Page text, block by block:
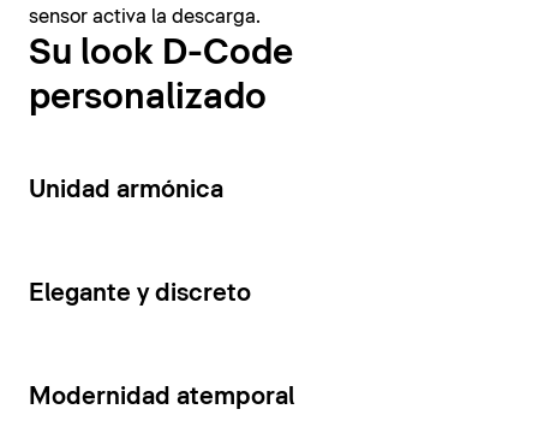
sensor activa la descarga.
Su look D-Code
personalizado
14
Unidad armónica
15
Elegante y discreto
10
Modernidad atemporal